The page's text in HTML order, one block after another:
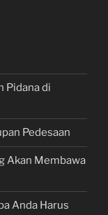
Pidana di
Pedesaan
Akan Membawa
Anda Harus